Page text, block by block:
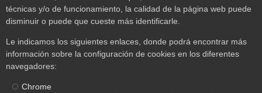
técnicas y/o de funcionamiento, la calidad de la página web puede
disminuir o puede que cueste más identificarle.
Le indicamos los siguientes enlaces, donde podrá encontrar más
información sobre la configuración de cookies en los diferentes
navegadores:
Chrome